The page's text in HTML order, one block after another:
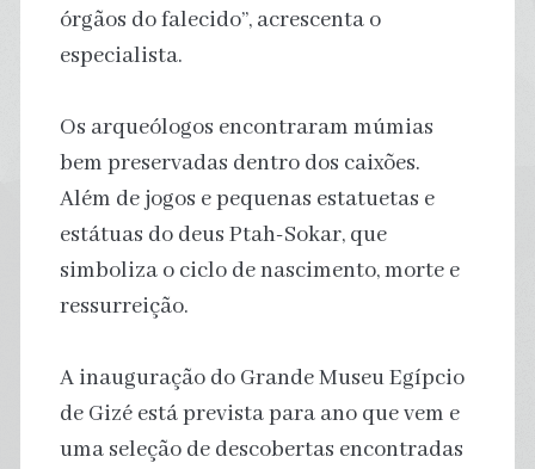
órgãos do falecido”, acrescenta o
especialista.
Os arqueólogos encontraram múmias
bem preservadas dentro dos caixões.
Além de jogos e pequenas estatuetas e
estátuas do deus Ptah-Sokar, que
simboliza o ciclo de nascimento, morte e
ressurreição.
A inauguração do Grande Museu Egípcio
de Gizé está prevista para ano que vem e
uma seleção de descobertas encontradas